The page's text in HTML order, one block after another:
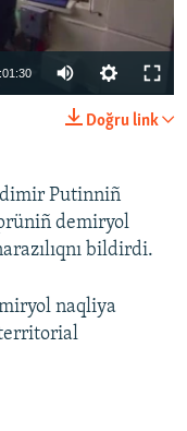
Doğru link
Putinniñ
demiryol
bildirdi.
naqliya
territorial